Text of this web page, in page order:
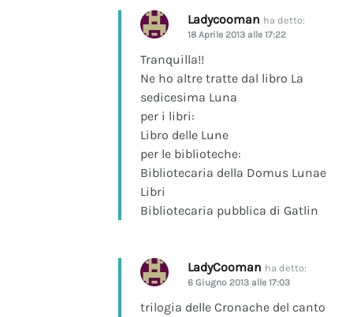
Ladycooman ha detto:
18 Aprile 2013 alle 17:22
Tranquilla!!
Ne ho altre tratte dal libro La
sedicesima Luna
per i libri:
Libro delle Lune
per le biblioteche:
Bibliotecaria della Domus Lunae
Libri
Bibliotecaria pubblica di Gatlin
LadyCooman ha detto:
6 Giugno 2013 alle 17:03
trilogia delle Cronache del canto